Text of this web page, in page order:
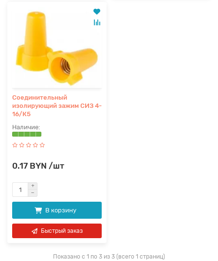
Соединительный
изолирующий зажим СИЗ 4-
16/К5
0.17 BYN /шт
В корзину
Быстрый заказ
Показано с 1 по 3 из 3 (всего 1 страниц)